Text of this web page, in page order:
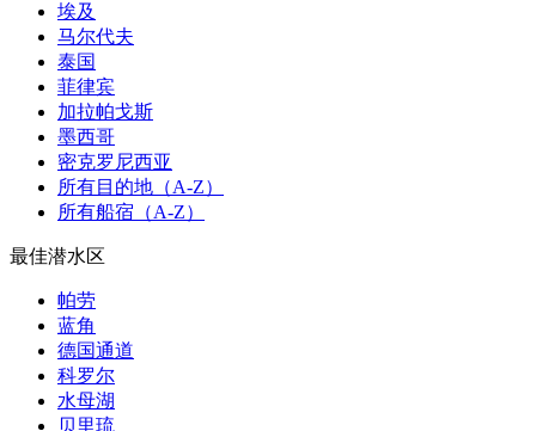
埃及
马尔代夫
泰国
菲律宾
加拉帕戈斯
墨西哥
密克罗尼西亚
所有目的地（A-Z）
所有船宿（A-Z）
最佳潜水区
帕劳
蓝角
德国通道
科罗尔
水母湖
贝里琉